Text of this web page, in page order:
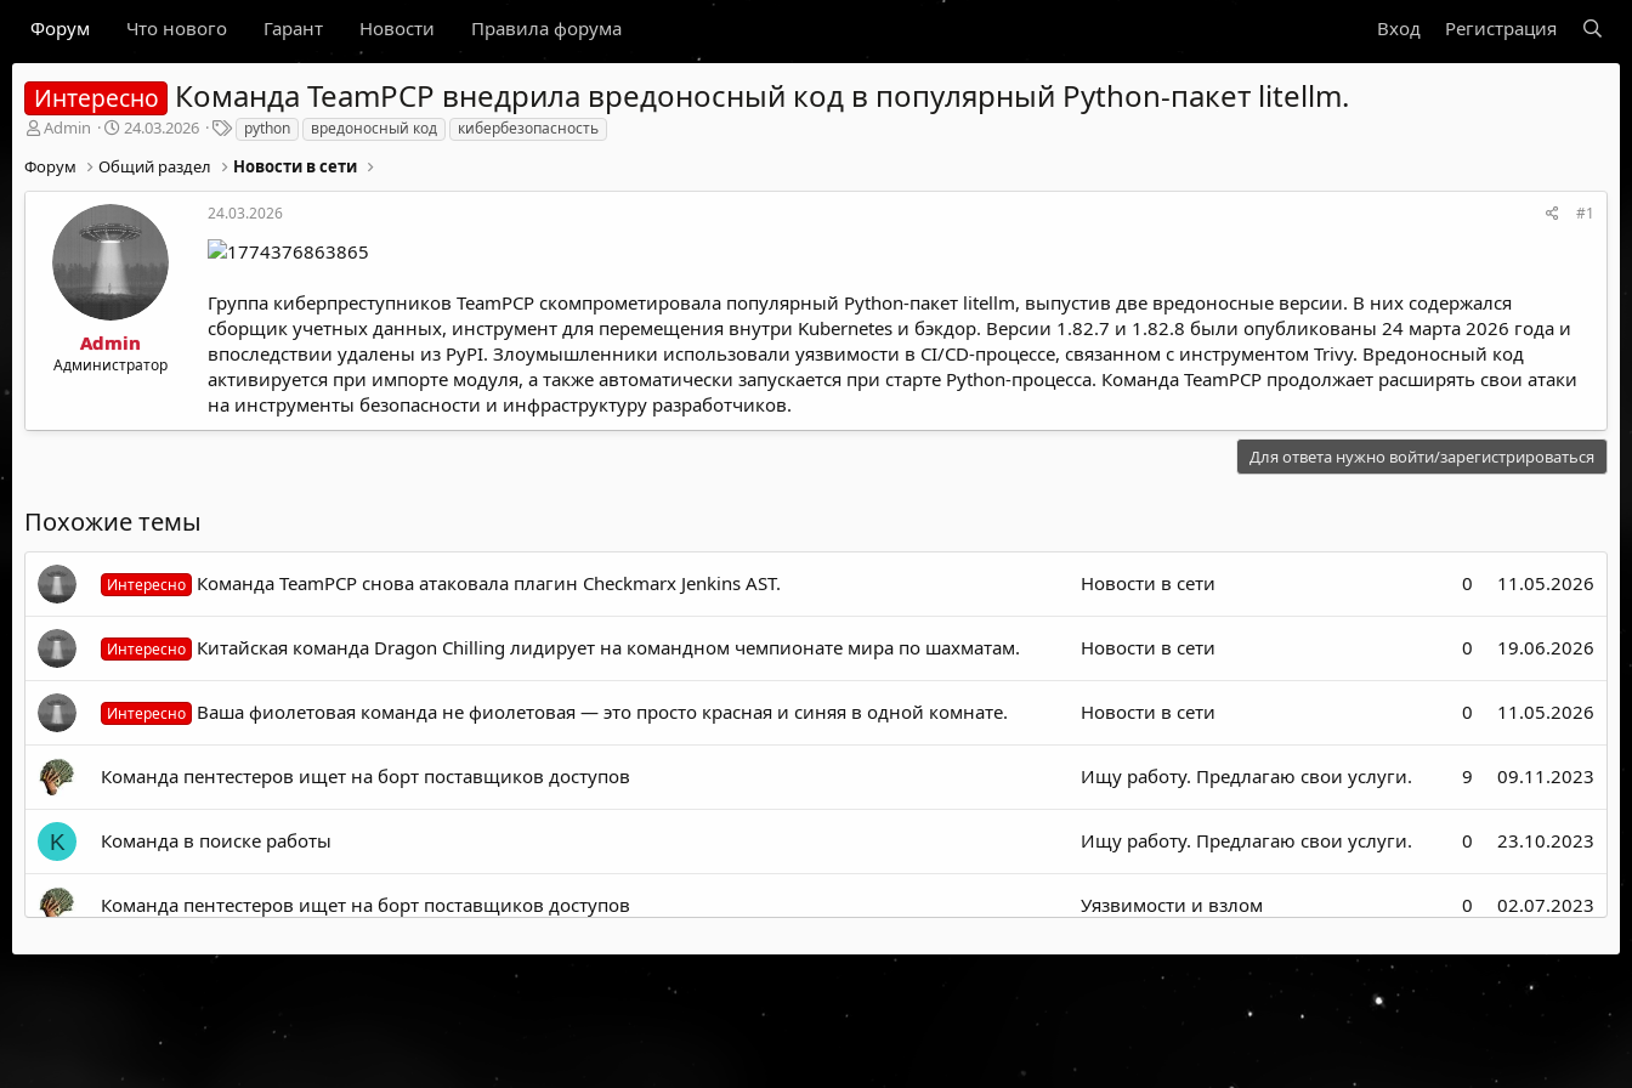
Форум Что нового Гарант Новости Правила форума Вход Регистрация
Интересно Команда TeamPCP внедрила вредоносный код в популярный Python-пакет litellm.
А
т
о
м
Admin
Д
т
а
н
а
а
л
а
24.03.2026
Т
е
г
и
python вредоносный код кибербезопасность
Форум Общий раздел Новости в сети
Admin
Администратор
24.03.2026 #1
Группа киберпреступников TeamPCP скомпрометировала популярный Python-пакет litellm, выпустив две вредоносные версии. В них содержался
сборщик учетных данных, инструмент для перемещения внутри Kubernetes и бэкдор. Версии 1.82.7 и 1.82.8 были опубликованы 24 марта 2026 года и
впоследствии удалены из PyPI. Злоумышленники использовали уязвимости в CI/CD-процессе, связанном с инструментом Trivy. Вредоносный код
активируется при импорте модуля, а также автоматически запускается при старте Python-процесса. Команда TeamPCP продолжает расширять свои атаки
на инструменты безопасности и инфраструктуру разработчиков.
Для ответа нужно войти/зарегистрироваться
Похожие темы
Интересно Команда TeamPCP снова атаковала плагин Checkmarx Jenkins AST. Новости в сети 0 11.05.2026
Интересно Китайская команда Dragon Chilling лидирует на командном чемпионате мира по шахматам. Новости в сети 0 19.06.2026
Интересно Ваша фиолетовая команда не фиолетовая — это просто красная и синяя в одной комнате. Новости в сети 0 11.05.2026
Команда пентестеров ищет на борт поставщиков доступов Ищу работу. Предлагаю свои услуги. 9 09.11.2023
K Команда в поиске работы Ищу работу. Предлагаю свои услуги. 0 23.10.2023
Команда пентестеров ищет на борт поставщиков доступов Уязвимости и взлом 0 02.07.2023
Предоставляю работу. Ищу
28.02.2021
Интересно Команда Навального получила $120 000 в биткоинах за митинги 23 января